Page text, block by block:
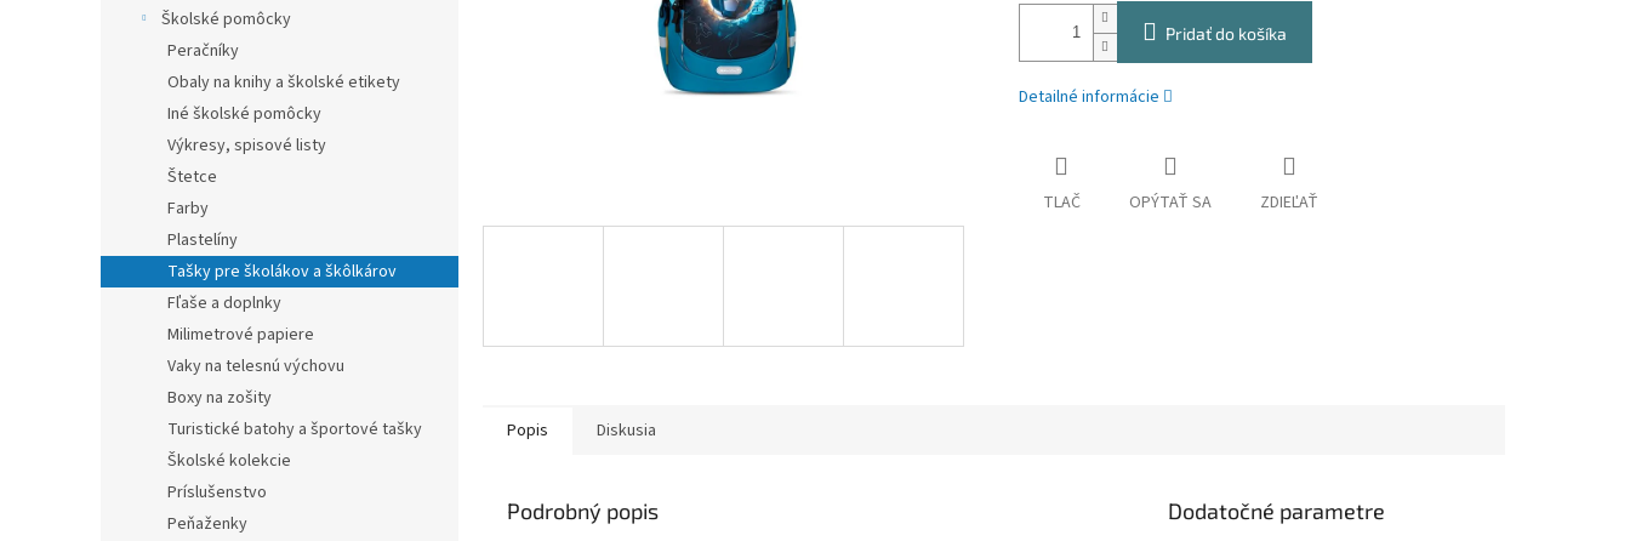
Školské pomôcky
Peračníky
Obaly na knihy a školské etikety
Iné školské pomôcky
Výkresy, spisové listy
Štetce
Farby
Plastelíny
Tašky pre školákov a škôlkárov
Fľaše a doplnky
Milimetrové papiere
Vaky na telesnú výchovu
Boxy na zošity
Turistické batohy a športové tašky
Školské kolekcie
Príslušenstvo
Peňaženky
Pridať do košíka
Detailné informácie
TLAČ OPÝTAŤ SA ZDIEĽAŤ
Popis Diskusia
Podrobný popis Dodatočné parametre